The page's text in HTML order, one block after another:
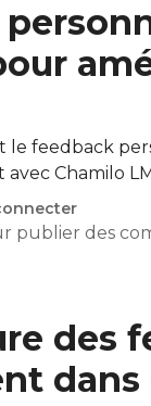
en e-
publier des
feedback
Chamilo
des
dans